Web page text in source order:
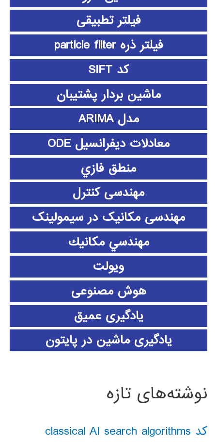
فیلتر تطبیقی
فیلتر ذره particle filter
کد SIFT
ماشین بردار پشتیبان
مدل ARIMA
معادلات دیفرانسیل ODE
منطق فازي
مهندسی کنترل
مهندسی مکانیک در سیمولینک
مهندسي مكانيك
ویولت
هوش مصنوعی
یادگیری عمیق
یادگیری ماشین در پایتون
نوشته‌های تازه
کد classical AI search algorithms